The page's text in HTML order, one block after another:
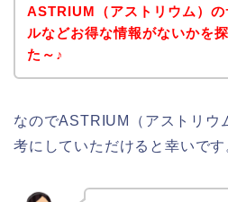
ASTRIUM（アストリウム）の
ルなどお得な情報がないかを
た～♪
なのでASTRIUM（アストリウ
考にしていただけると幸いです